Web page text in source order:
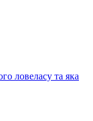
ловеласу та яка